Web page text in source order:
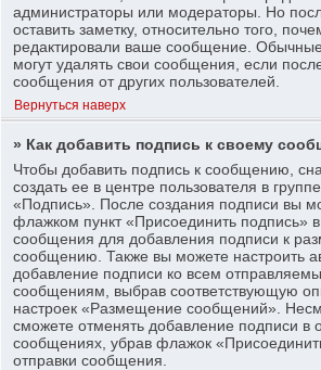
администраторы или модераторы. Но
оставить заметку, относительно того,
редактировали ваше сообщение.
могут удалять свои сообщения, если
сообщения от других пользователей.
Вернуться наверх
» Как добавить подпись к своему
Чтобы добавить подпись к сообщению,
создать ее в центре пользователя в
«Подпись». После создания подписи вы
флажком пункт «Присоединить подпись»
сообщения для добавления подписи к
сообщению. Также вы можете настроить
добавление подписи ко всем
сообщениям, выбрав соответствующую
настроек «Размещение сообщений».
сможете отменять добавление подписи в
сообщениях, убрав флажок
отправки сообщения.